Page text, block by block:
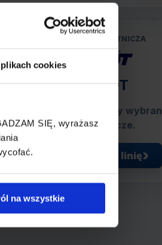
cookies
SIĘ, wyrażasz
na wszystkie
LINIA LOTNICZA
LOT
Przewoźnik obsługujący
lotnicze.
Zobacz linię